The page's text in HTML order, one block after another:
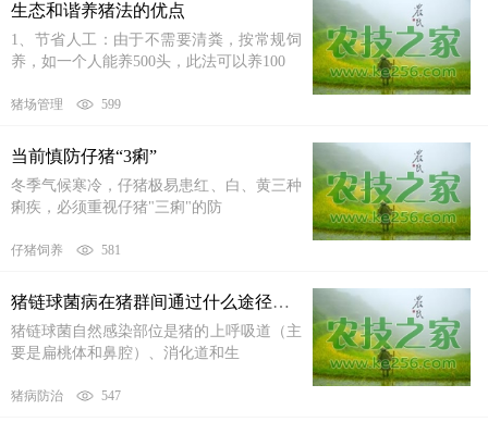
生态和谐养猪法的优点
1、节省人工：由于不需要清粪，按常规饲
养，如一个人能养500头，此法可以养100
猪场管理 599
当前慎防仔猪“3痢”
冬季气候寒冷，仔猪极易患红、白、黄三种
痢疾，必须重视仔猪"三痢"的防
仔猪饲养 581
猪链球菌病在猪群间通过什么途径传播？
猪链球菌自然感染部位是猪的上呼吸道（主
要是扁桃体和鼻腔）、消化道和生
猪病防治 547